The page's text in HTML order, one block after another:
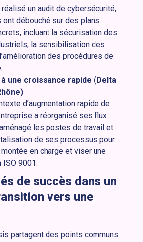
un audit de cybersécurité,
ont débouché sur des plans
incluant la sécurisation des
la sensibilisation des
des procédures de
une croissance rapide (Delta
d’augmentation rapide de
a réorganisé ses flux
les postes de travail et
de ses processus pour
en charge et viser une
9001.
de succès dans un
vers une
partagent des points communs :